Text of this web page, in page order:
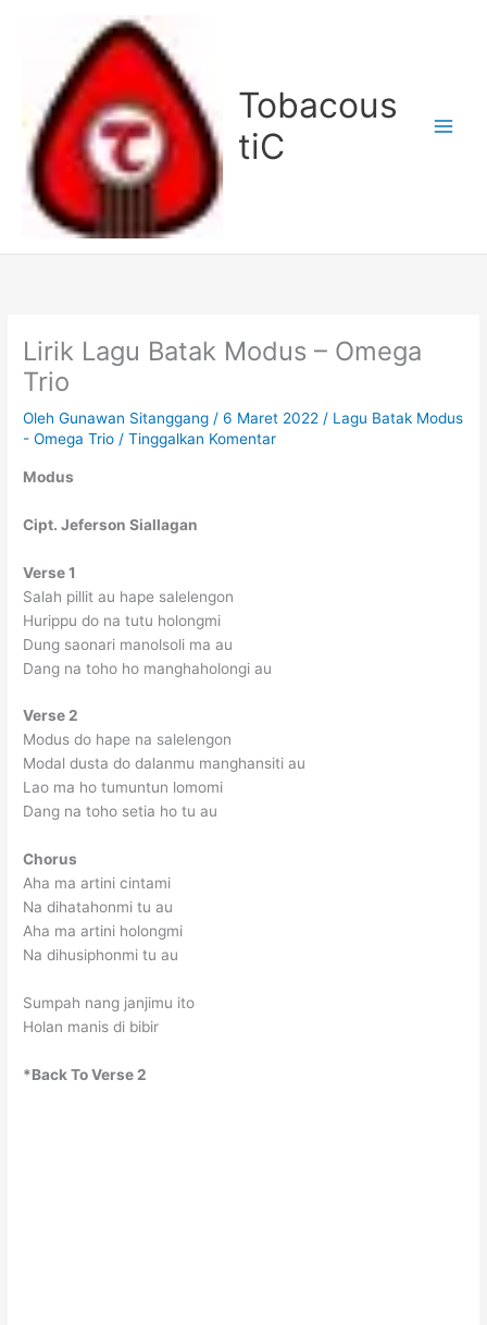
Tobacous
tiC
Lirik Lagu Batak Modus – Omega
Trio
OlehGunawan Sitanggang /6 Maret 2022 / Lagu Batak Modus
- Omega Trio /Tinggalkan Komentar
Modus
Cipt. Jeferson Siallagan
Verse 1
Salah pillit au hape salelengon
Hurippu do na tutu holongmi
Dung saonari manolsoli ma au
Dang na toho ho manghaholongi au
Verse 2
Modus do hape na salelengon
Modal dusta do dalanmu manghansiti au
Lao ma ho tumuntun lomomi
Dang na toho setia ho tu au
Chorus
Aha ma artini cintami
Na dihatahonmi tu au
Aha ma artini holongmi
Na dihusiphonmi tu au
Sumpah nang janjimu ito
Holan manis di bibir
*Back To Verse 2